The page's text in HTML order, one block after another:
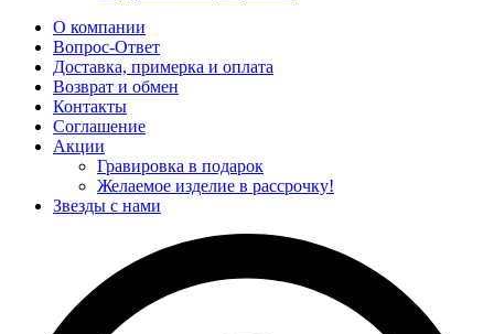
О компании
Вопрос-Ответ
Доставка, примерка и оплата
Возврат и обмен
Контакты
Соглашение
Акции
Гравировка в подарок
Желаемое изделие в рассрочку!
Звезды с нами